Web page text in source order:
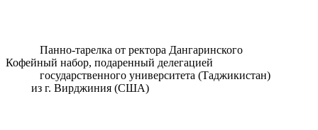
Панно-тарелка от ректора Дангаринского
Кофейный набор, подаренный делегацией
государственного университета (Таджикистан)
из г. Вирджиния (США)